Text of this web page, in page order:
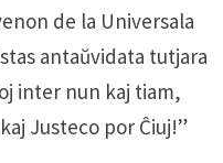
de la Universala
antaŭvidata tutjara
inter nun kaj tiam,
Justeco por Ĉiuj!”